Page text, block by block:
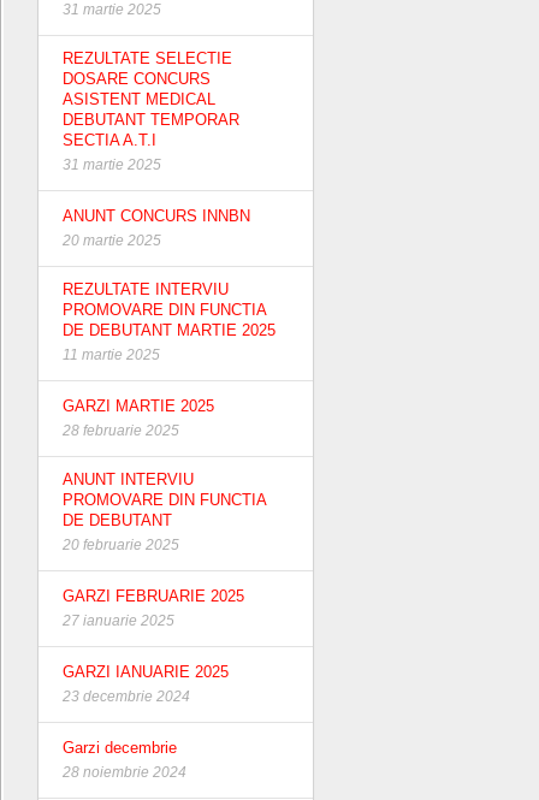
31 martie 2025
REZULTATE SELECTIE
DOSARE CONCURS
ASISTENT MEDICAL
DEBUTANT TEMPORAR
SECTIA A.T.I
31 martie 2025
ANUNT CONCURS INNBN
20 martie 2025
REZULTATE INTERVIU
PROMOVARE DIN FUNCTIA
DE DEBUTANT MARTIE 2025
11 martie 2025
GARZI MARTIE 2025
28 februarie 2025
ANUNT INTERVIU
PROMOVARE DIN FUNCTIA
DE DEBUTANT
20 februarie 2025
GARZI FEBRUARIE 2025
27 ianuarie 2025
GARZI IANUARIE 2025
23 decembrie 2024
Garzi decembrie
28 noiembrie 2024